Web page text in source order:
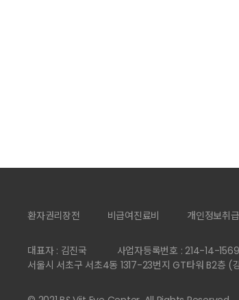
환자권리장전 비급여진료비 개인정보취
대표자 : 김진국 사업자등록번호 : 214-14-
서울시 서초구 서초4동 1317-23번지 GT타워 B2층